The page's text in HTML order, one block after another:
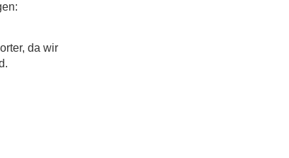
da wir